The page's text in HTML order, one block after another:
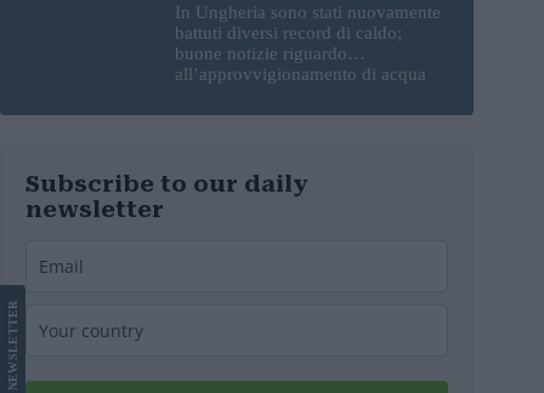
In Ungheria sono stati nuovamente
battuti diversi record di caldo;
buone notizie riguardo
all’approvvigionamento di acqua
Subscribe to our daily
newsletter
NEWS
LETTER